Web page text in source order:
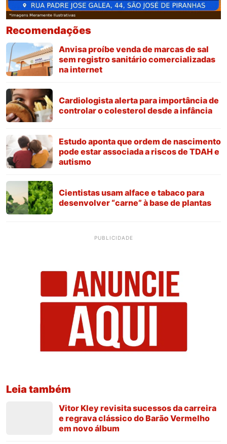
Recomendações
Anvisa proíbe venda de marcas de sal
sem registro sanitário comercializadas
na internet
Cardiologista alerta para importância de
controlar o colesterol desde a infância
Estudo aponta que ordem de nascimento
pode estar associada a riscos de TDAH e
autismo
Cientistas usam alface e tabaco para
desenvolver “carne” à base de plantas
PUBLICIDADE
Leia também
Vitor Kley revisita sucessos da carreira
e regrava clássico do Barão Vermelho
em novo álbum